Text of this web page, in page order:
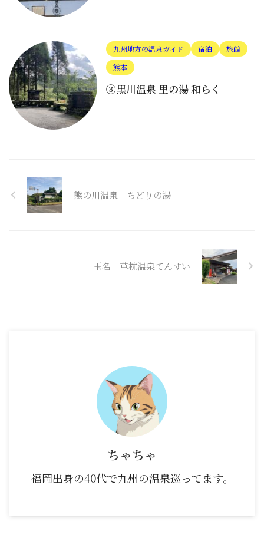
九州地方の温泉ガイド 宿泊
旅館
熊本
③黒川温泉 里の湯 和らく
熊の川温泉 ちどりの湯
玉名 草枕温泉てんすい
ちゃちゃ
福岡出身の40代で九州の温泉巡ってます。